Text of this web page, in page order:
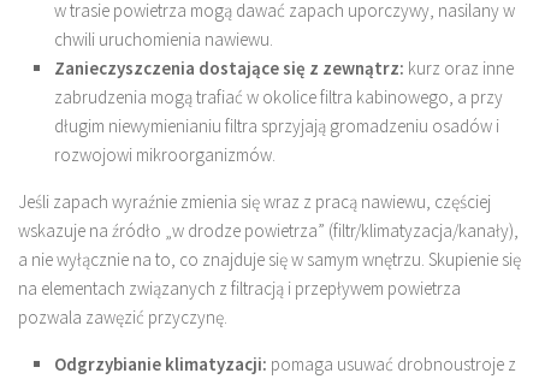
w trasie powietrza mogą dawać zapach uporczywy, nasilany w
chwili uruchomienia nawiewu.
Zanieczyszczenia dostające się z zewnątrz: kurz oraz inne
zabrudzenia mogą trafiać w okolice filtra kabinowego, a przy
długim niewymienianiu filtra sprzyjają gromadzeniu osadów i
rozwojowi mikroorganizmów.
Jeśli zapach wyraźnie zmienia się wraz z pracą nawiewu, częściej
wskazuje na źródło „w drodze powietrza” (filtr/klimatyzacja/kanały),
a nie wyłącznie na to, co znajduje się w samym wnętrzu. Skupienie się
na elementach związanych z filtracją i przepływem powietrza
pozwala zawęzić przyczynę.
Odgrzybianie klimatyzacji: pomaga usuwać drobnoustroje z